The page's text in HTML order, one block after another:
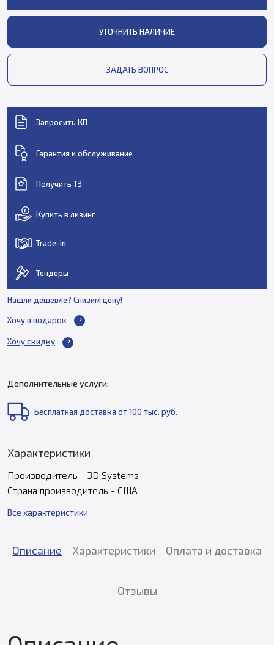
УТОЧНИТЬ НАЛИЧИЕ
ЗАДАТЬ ВОПРОС
Запросить КП
Гарантия и обслуживание
Получить ТЗ
Купить в лизинг
Trade-in
Тендеры
Нашли дешевле? Снизим цену!
Хочу в подарок
Хочу скидку
Дополнительные услуги:
Бесплатная доставка от 100 тыс. руб.
Характеристики
Производитель - 3D Systems
Страна производитель - США
Все характеристики
Описание Характеристики Оплата и доставка
Отзывы